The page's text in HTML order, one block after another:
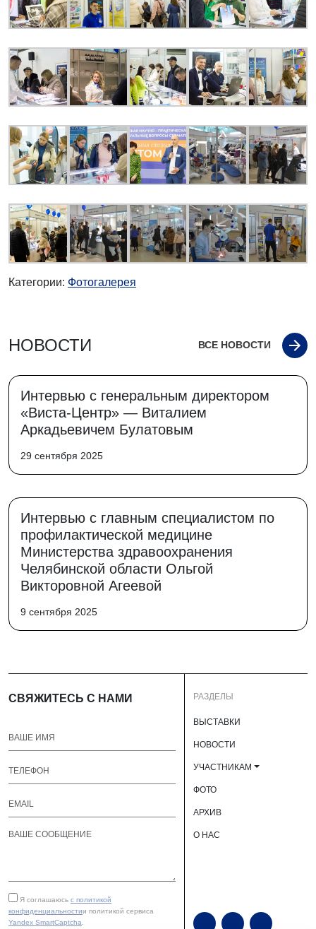
Категории: Фотогалерея
НОВОСТИ ВСЕ НОВОСТИ
Интервью с генеральным директором
«Виста-Центр» — Виталием
Аркадьевичем Булатовым
29 сентября 2025
Интервью с главным специалистом по
профилактической медицине
Министерства здравоохранения
Челябинской области Ольгой
Викторовной Агеевой
9 сентября 2025
СВЯЖИТЕСЬ С НАМИ
Я соглашаюсь с политикой
конфиденциальностии политикой сервиса
Yandex SmartCaptcha
РАЗДЕЛЫ
ВЫСТАВКИ
НОВОСТИ
УЧАСТНИКАМ
ФОТО
АРХИВ
О НАС